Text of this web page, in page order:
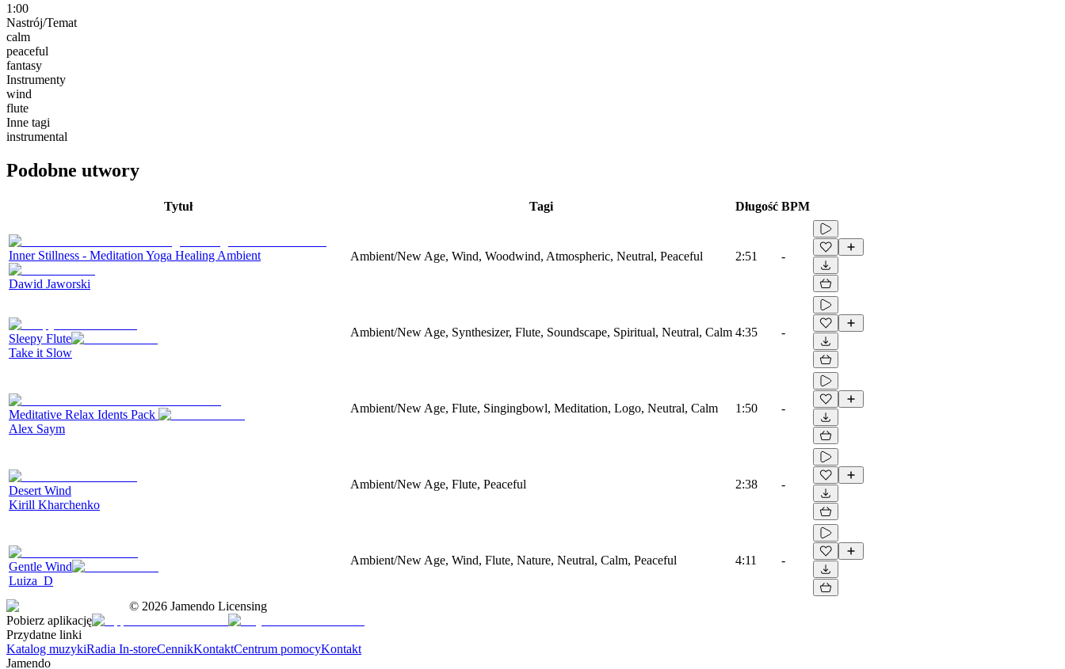
1:00
Nastrój/Temat
calm
peaceful
fantasy
Instrumenty
wind
flute
Inne tagi
instrumental
Podobne utwory
Tytuł Tagi Długość BPM
Inner Stillness - Meditation Yoga Healing Ambient
Dawid Jaworski
Ambient/New Age, Wind, Woodwind, Atmospheric, Neutral, Peaceful 2:51 -
Sleepy Flute
Take it Slow
Ambient/New Age, Synthesizer, Flute, Soundscape, Spiritual, Neutral, Calm 4:35 -
Meditative Relax Idents Pack
Alex Saym
Ambient/New Age, Flute, Singingbowl, Meditation, Logo, Neutral, Calm 1:50 -
Desert Wind
Kirill Kharchenko
Ambient/New Age, Flute, Peaceful 2:38 -
Gentle Wind
Luiza_D
Ambient/New Age, Wind, Flute, Nature, Neutral, Calm, Peaceful 4:11 -
© 2026 Jamendo Licensing
Pobierz aplikację
Przydatne linki
Katalog muzykiRadia In-storeCennikKontaktCentrum pomocyKontakt
Jamendo